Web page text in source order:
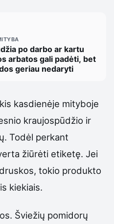
po darbo ar kartu
arbatos gali padėti, bet
geriau nedaryti
kasdienėje mityboje
kraujospūdžio ir
Todėl perkant
žiūrėti etiketę. Jei
tokio produkto
kiekiais.
Šviežių pomidorų